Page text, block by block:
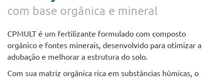
com base orgânica e mineral
CPMULT é um fertilizante formulado com composto
orgânico e fontes minerais, desenvolvido para otimizar a
adubação e melhorar a estrutura do solo.
Com sua matriz orgânica rica em substâncias húmicas, o